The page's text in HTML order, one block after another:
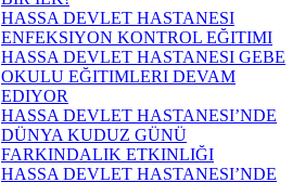
HASSA DEVLET HASTANESI
ENFEKSIYON KONTROL EĞITIMI
HASSA DEVLET HASTANESI GEBE
OKULU EĞITIMLERI DEVAM
EDIYOR
HASSA DEVLET HASTANESI’NDE
DÜNYA KUDUZ GÜNÜ
FARKINDALIK ETKINLIĞI
HASSA DEVLET HASTANESI’NDE